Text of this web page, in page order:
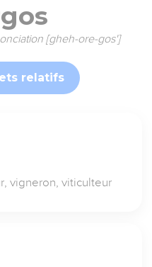
[gheh-ore-gos']
relatifs
vigneron, viticulteur